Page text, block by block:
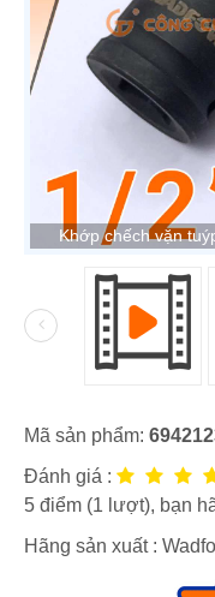
Khớp chếch vặn
Mã sản phẩm:
Đánh giá :
5 điểm (1 lượt), bạn
Hãng sản xuất :